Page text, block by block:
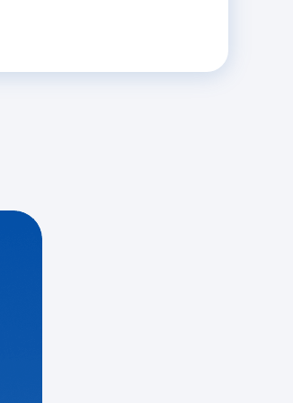
Замена пуско-защитного